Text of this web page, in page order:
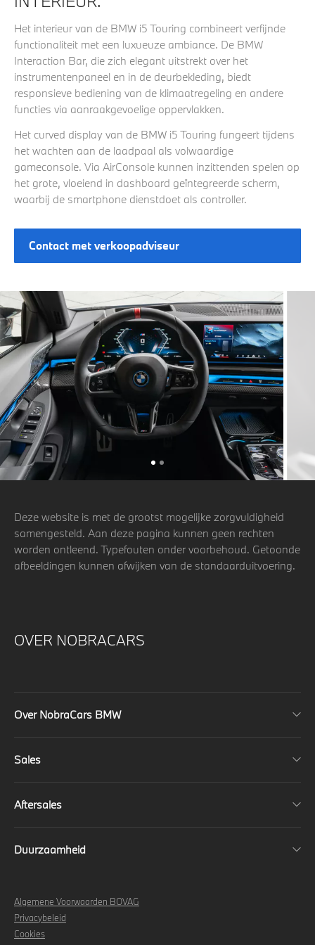
Het interieur van de BMW i5 Touring combineert verfijnde
functionaliteit met een luxueuze ambiance. De BMW
Interaction Bar, die zich elegant uitstrekt over het
instrumentenpaneel en in de deurbekleding, biedt
responsieve bediening van de klimaatregeling en andere
functies via aanraakgevoelige oppervlakken.
Het curved display van de BMW i5 Touring fungeert tijdens
het wachten aan de laadpaal als volwaardige
gameconsole. Via AirConsole kunnen inzittenden spelen op
het grote, vloeiend in dashboard geïntegreerde scherm,
waarbij de smartphone dienstdoet als controller.
Contact met verkoopadviseur
Deze website is met de grootst mogelijke zorgvuldigheid
samengesteld. Aan deze pagina kunnen geen rechten
worden ontleend. Typefouten onder voorbehoud. Getoonde
afbeeldingen kunnen afwijken van de standaarduitvoering.
OVER NOBRACARS
Over NobraCars BMW
Sales
Aftersales
Duurzaamheid
Algemene Voorwaarden BOVAG
Privacybeleid
Cookies